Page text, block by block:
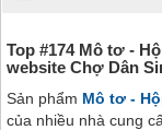
Top #174 Mô tơ -
website Chợ Dân
Sản phẩm Mô tơ -
của nhiều nhà cung